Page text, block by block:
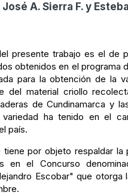
José A. Sierra F. y
presente trabajo es el de
obtenidos en el programa
para la obtención de la
del material criollo
de Cundinamarca y
ha tenido en el
país.
tiene por objeto respaldar la
en el Concurso
Escobar" que otorga